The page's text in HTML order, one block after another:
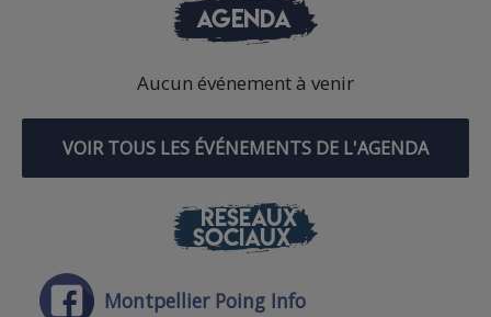
AGENDA
Aucun événement à venir
VOIR TOUS LES ÉVÉNEMENTS DE L'AGENDA
RÉSEAUX
SOCIAUX
Montpellier Poing Info